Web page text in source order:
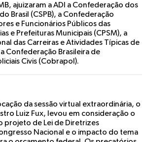
ajuizaram a ADI a Confederação dos
Brasil (CSPB), a Confederação
e Funcionários Públicos das
e Prefeituras Municipais (CPSM), a
das Carreiras e Atividades Típicas de
Confederação Brasileira de
Civis (Cobrapol).
da sessão virtual extraordinária, o
Luiz Fux, levou em consideração o
projeto de Lei de Diretrizes
Nacional e o impacto do tema